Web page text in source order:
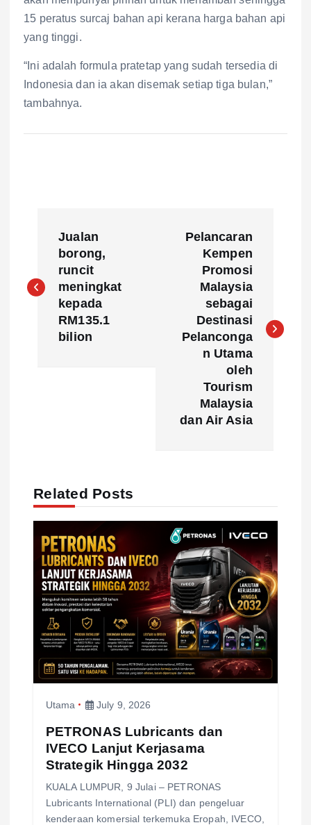
15 peratus surcaj bahan api kerana harga bahan api
yang tinggi.
“Ini adalah formula pratetap yang sudah tersedia di
Indonesia dan ia akan disemak setiap tiga bulan,”
tambahnya.
s
g
a
n
Jualan
borong,
runcit
meningkat
kepada
RM135.1
bilion
Pelancaran
Kempen
Promosi
Malaysia
sebagai
Destinasi
Pelanconga
n Utama
oleh
Tourism
Malaysia
dan Air Asia
Related Posts
Utama July 9, 2026
PETRONAS Lubricants dan
IVECO Lanjut Kerjasama
Strategik Hingga 2032
KUALA LUMPUR, 9 Julai – PETRONAS
Lubricants International (PLI) dan pengeluar
kenderaan komersial terkemuka Eropah, IVECO,